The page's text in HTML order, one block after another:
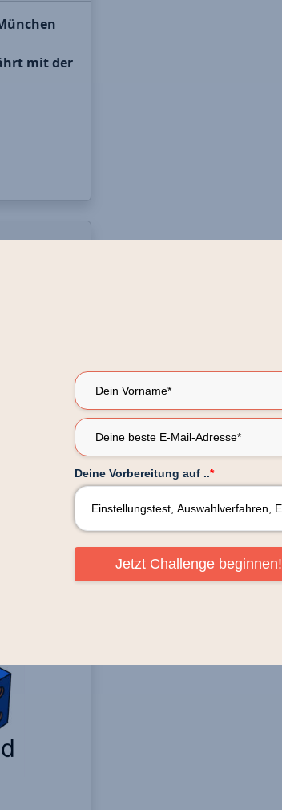
Deine Vorbereitung auf ..*
Jetzt Challenge beginnen!